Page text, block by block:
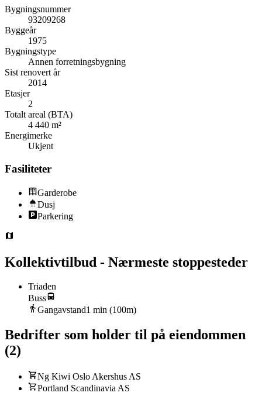
Bygningsnummer
93209268
Byggeår
1975
Bygningstype
Annen forretningsbygning
Sist renovert år
2014
Etasjer
2
Totalt areal (BTA)
4 440 m²
Energimerke
Ukjent
Fasiliteter
Garderobe
Dusj
Parkering
Kollektivtilbud - Nærmeste stoppesteder
Triaden
Buss
Gangavstand1 min (100m)
Bedrifter som holder til på eiendommen
(2)
Ng Kiwi Oslo Akershus AS
Portland Scandinavia AS